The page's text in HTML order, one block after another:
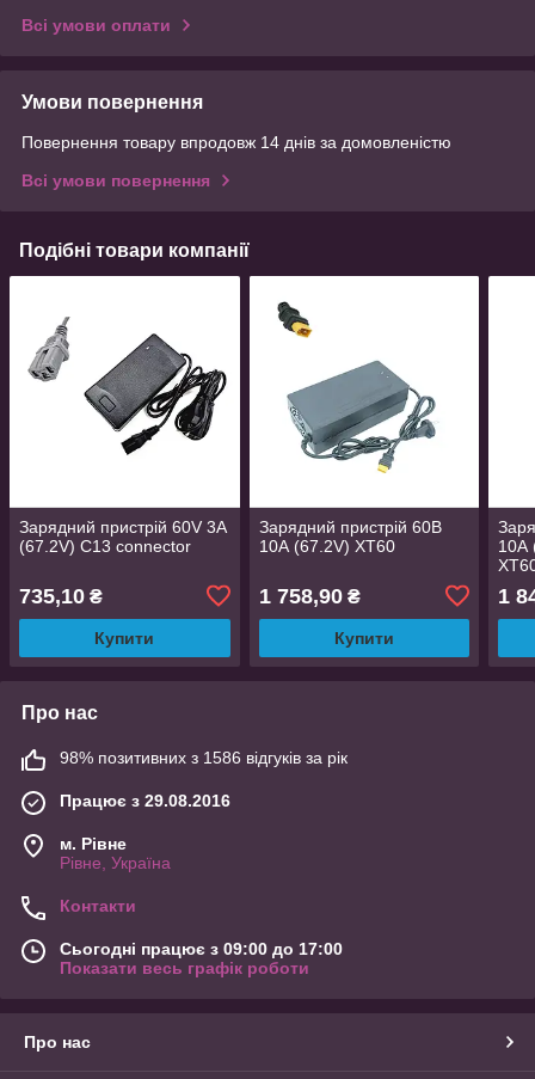
Всі умови оплати
Умови повернення
Повернення товару впродовж 14 днів за домовленістю
Всі умови повернення
Подібні товари компанії
Зарядний пристрій 60V 3A
(67.2V) C13 connector
735,10 ₴
Купити
Зарядний пристрій 60В
10А (67.2V) XT60
1 758,90₴
Купити
10А
1
Про нас
98% позитивних з 1586 відгуків за рік
Працює з 29.08.2016
м. Рівне
Рівне, Україна
Контакти
Сьогодні працює з 09:00 до 17:00
Показати весь графік роботи
Про нас